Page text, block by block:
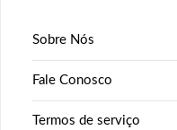
Sobre Nós
Fale Conosco
Termos de serviço